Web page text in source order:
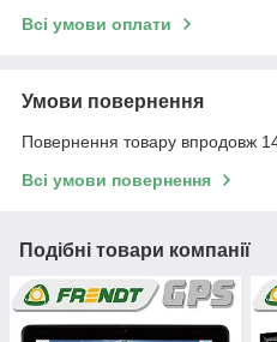
Всі умови оплати
Умови повернення
Повернення товару впродовж
Всі умови повернення
Подібні товари компанії